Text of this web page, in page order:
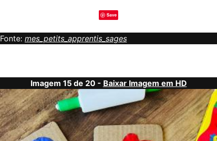
Save
Fonte: mes_petits_apprentis_sages
Imagem 15 de 20 - Baixar Imagem em HD